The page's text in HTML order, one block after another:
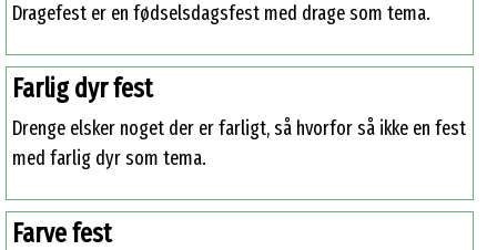
Dragefest er en fødselsdagsfest med drage som tema.
Farlig dyr fest
Drenge elsker noget der er farligt, så hvorfor så ikke en fest
med farlig dyr som tema.
Farve fest